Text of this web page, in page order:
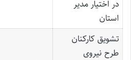
در اختیار مدیر
استان
تشویق کارکنان
طرح نیروی